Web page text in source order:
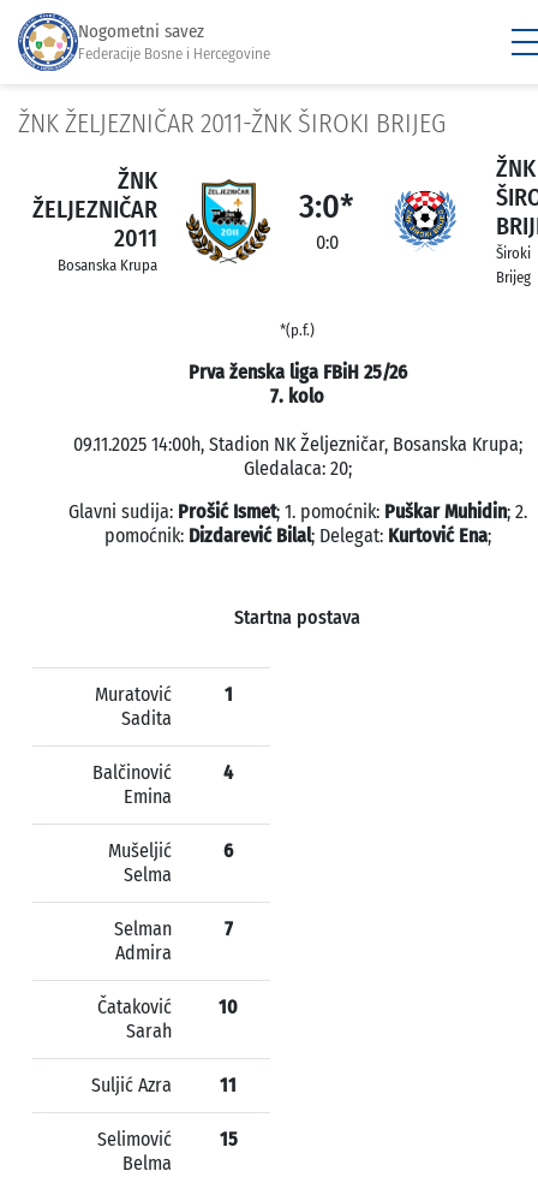
Nogometni savez
Federacije Bosne i Hercegovine
ŽNK ŽELJEZNIČAR 2011-ŽNK ŠIROKI BRIJEG
ŽNK
ŽELJEZNIČAR
2011
Bosanska Krupa
3:0*
0:0
ŽNK
Široki
Brijeg
*(p.f.)
Prva ženska liga FBiH 25/26
7. kolo
09.11.2025 14:00h, Stadion NK Željezničar, Bosanska Krupa;
Gledalaca: 20;
Glavni sudija: Prošić Ismet; 1. pomoćnik: Puškar Muhidin; 2.
pomoćnik: Dizdarević Bilal; Delegat: Kurtović Ena;
Startna postava
Muratović
Sadita
1
Balčinović
Emina
4
Mušeljić
Selma
6
Selman
Admira
7
Čataković
Sarah
10
Suljić Azra 11
Selimović
Belma
15